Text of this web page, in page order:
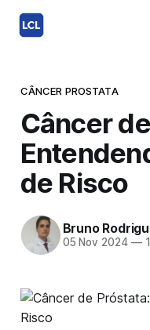
CÂNCER PROSTATA
Câncer
de Risco
Bruno
05 Nov 2024 —1